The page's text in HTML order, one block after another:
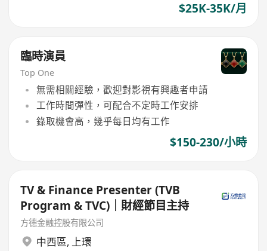
$25K-35K/月
臨時演員
Top One
無需相關經驗，歡迎對影視有興趣者申請
工作時間彈性，可配合不定時工作安排
錄取機會高，幾乎每日均有工作
$150-230/小時
TV & Finance Presenter (TVB
Program & TVC)｜財經節目主持
方德金融控股有限公司
中西區, 上環